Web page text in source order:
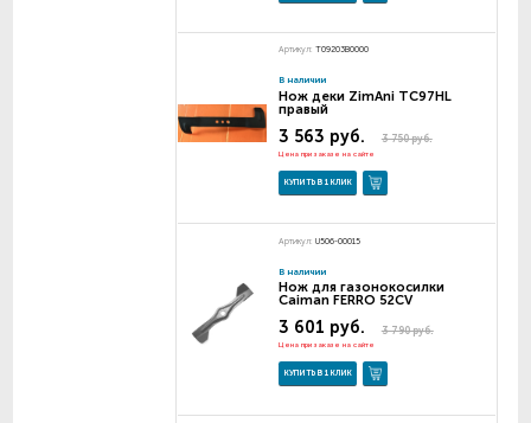
Артикул: T09203B0000
В наличии
Нож деки ZimAni TC97HL
правый
3 750 руб.
3 563 руб.
Цена при заказе на сайте
КУПИТЬ В 1 КЛИК
Артикул: U506-00015
В наличии
Нож для газонокосилки
Caiman FERRO 52CV
3 790 руб.
3 601 руб.
Цена при заказе на сайте
КУПИТЬ В 1 КЛИК